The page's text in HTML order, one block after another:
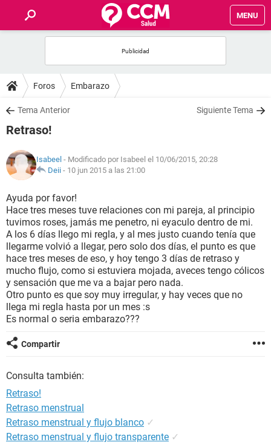
MENU
FOROS
SALUD
NUTRICIÓN
BIENESTAR
SEXUALIDAD
GLOSARIO
Foros Embarazo
Tema Anterior Siguiente Tema
Retraso!
Isabeel - Modificado por Isabeel el 10/06/2015, 20:28
Deii - 10 jun 2015 a las 21:00
Ayuda por favor!
Hace tres meses tuve relaciones con mi pareja, al principio
tuvimos roses, jamás me penetro, ni eyaculo dentro de mi.
A los 6 días llego mi regla, y al mes justo cuando tenía que
llegarme volvió a llegar, pero solo dos días, el punto es que
hace tres meses de eso, y hoy tengo 3 días de retraso y
mucho flujo, como si estuviera mojada, aveces tengo cólicos
y sensación que me va a bajar pero nada.
Otro punto es que soy muy irregular, y hay veces que no
llega mi regla hasta por un mes :s
Es normal o seria embarazo???
Compartir
Consulta también:
Retraso!
Retraso menstrual
Retraso menstrual y flujo blanco ✓
Retraso menstrual y flujo transparente ✓